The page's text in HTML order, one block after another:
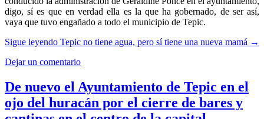
digo, sí es que en verdad ella es la que ha gobernado, de ser así,
vaya que tuvo engañado a todo el municipio de Tepic.
Sigue leyendo Tepic no tiene agua, pero sí tiene una nueva mamá →
Dejar un comentario
De nuevo el Ayuntamiento de Tepic en el
ojo del huracán por el cierre de bares y